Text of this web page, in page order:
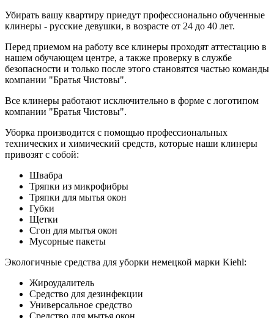
Убирать вашу квартиру приедут профессионально обученные
клинеры - русские девушки, в возрасте от 24 до 40 лет.
Перед приемом на работу все клинеры проходят аттестацию в
нашем обучающем центре, а также проверку в службе
безопасности и только после этого становятся частью команды
компании "Братья Чистовы".
Все клинеры работают исключительно в форме с логотипом
компании "Братья Чистовы".
Уборка производится с помощью профессиональных
технических и химический средств, которые наши клинеры
привозят с собой:
Швабра
Тряпки из микрофибры
Тряпки для мытья окон
Губки
Щетки
Сгон для мытья окон
Мусорные пакеты
Экологичные средства для уборки немецкой марки Kiehl:
Жироудалитель
Средство для дезинфекции
Универсальное средство
Средство для мытья окон